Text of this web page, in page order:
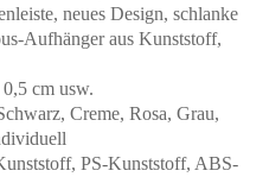
neues Design, schlanke
Aufhänger aus Kunststoff,
cm usw.
Creme, Rosa, Grau,
PS-Kunststoff, ABS-